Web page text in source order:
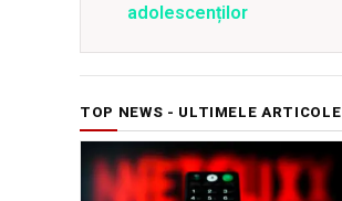
adolescenților
TOP NEWS - ULTIMELE ARTICOLE